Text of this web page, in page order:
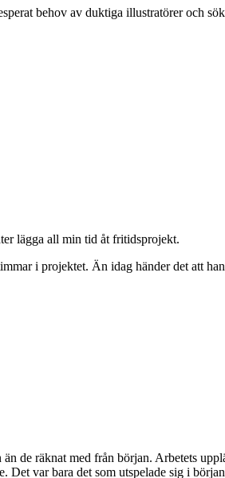
behov av duktiga illustratörer och
lägga all min tid åt fritidsprojekt.
i projektet. Än idag händer det att
de räknat med från början. Arbetets
var bara det som utspelade sig i